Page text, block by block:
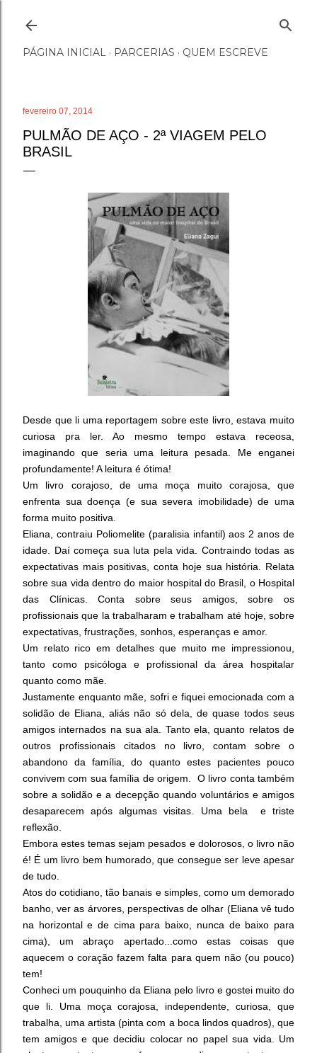
PÁGINA INICIAL PARCERIAS QUEM ESCREVE
fevereiro 07, 2014
PULMÃO DE AÇO - 2ª VIAGEM PELO
BRASIL
Desde que li uma reportagem sobre este livro, estava muito
curiosa pra ler. Ao mesmo tempo estava receosa,
imaginando que seria uma leitura pesada. Me enganei
profundamente! A leitura é ótima!
Um livro corajoso, de uma moça muito corajosa, que
enfrenta sua doença (e sua severa imobilidade) de uma
forma muito positiva.
Eliana, contraiu Poliomelite (paralisia infantil) aos 2 anos de
idade. Daí começa sua luta pela vida. Contraindo todas as
expectativas mais positivas, conta hoje sua história. Relata
sobre sua vida dentro do maior hospital do Brasil, o Hospital
das Clínicas. Conta sobre seus amigos, sobre os
profissionais que la trabalharam e trabalham até hoje, sobre
expectativas, frustrações, sonhos, esperanças e amor.
Um relato rico em detalhes que muito me impressionou,
tanto como psicóloga e profissional da área hospitalar
quanto como mãe.
Justamente enquanto mãe, sofri e fiquei emocionada com a
solidão de Eliana, aliás não só dela, de quase todos seus
amigos internados na sua ala. Tanto ela, quanto relatos de
outros profissionais citados no livro, contam sobre o
abandono da família, do quanto estes pacientes pouco
convivem com sua família de origem. O livro conta também
sobre a solidão e a decepção quando voluntários e amigos
desaparecem após algumas visitas. Uma bela e triste
reflexão.
Embora estes temas sejam pesados e dolorosos, o livro não
é! É um livro bem humorado, que consegue ser leve apesar
de tudo.
Atos do cotidiano, tão banais e simples, como um demorado
banho, ver as árvores, perspectivas de olhar (Eliana vê tudo
na horizontal e de cima para baixo, nunca de baixo para
cima), um abraço apertado...como estas coisas que
aquecem o coração fazem falta para quem não (ou pouco)
tem!
Conheci um pouquinho da Eliana pelo livro e gostei muito do
que li. Uma moça corajosa, independente, curiosa, que
trabalha, uma artista (pinta com a boca lindos quadros), que
tem amigos e que decidiu colocar no papel sua vida. Um